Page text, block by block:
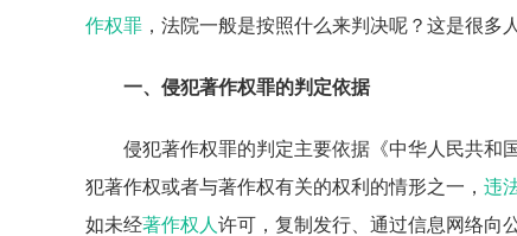
作权罪 ，法院一般是按照什么来判决呢？这是很多
一、侵犯著作权罪的判定依据
侵犯著作权罪的判定主要依据《中华人民共和国
犯著作权或者与著作权有关的权利的情形之一， 违
如未经著作权人 许可，复制发行、通过信息网络向